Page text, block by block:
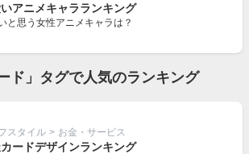
アニメキャラランキング
と思う女性アニメキャラは？
ド」タグで人気のランキング
スタイル > お金・サービス
ードデザインランキング